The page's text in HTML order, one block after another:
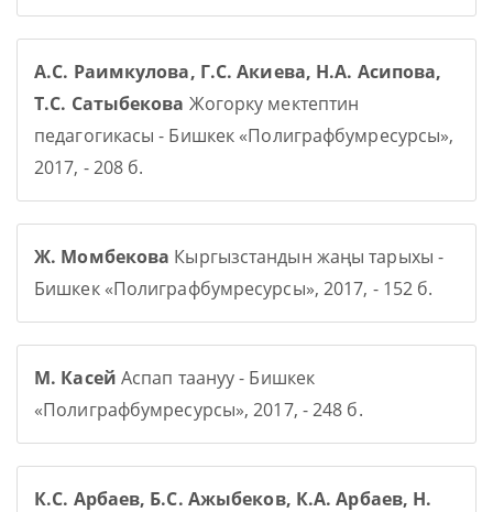
А.С. Раимкулова, Г.С. Акиева, Н.А. Асипова,
Т.С. Сатыбекова Жогорку мектептин
педагогикасы - Бишкек «Полиграфбумресурсы»,
2017, - 208 б.
Ж. Момбекова Кыргызстандын жаңы тарыхы -
Бишкек «Полиграфбумресурсы», 2017, - 152 б.
М. Касей Аспап таануу - Бишкек
«Полиграфбумресурсы», 2017, - 248 б.
К.С. Арбаев, Б.С. Ажыбеков, К.А. Арбаев, Н.